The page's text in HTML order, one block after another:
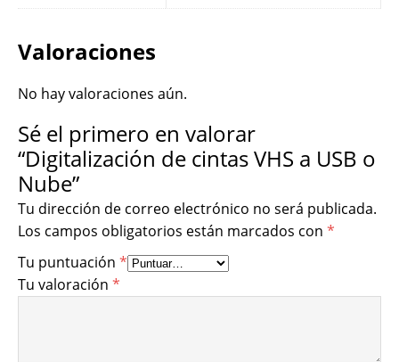
Valoraciones
No hay valoraciones aún.
Sé el primero en valorar
“Digitalización de cintas VHS a USB o
Nube”
Tu dirección de correo electrónico no será publicada.
Los campos obligatorios están marcados con *
Tu puntuación *
Tu valoración *